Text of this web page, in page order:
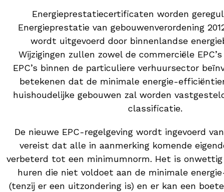
Energieprestatiecertificaten worden
Energieprestatie van gebouwenverordening
wordt uitgevoerd door binnenlandse
Wijzigingen zullen zowel de commerciële
EPC’s binnen de particuliere verhuursector
betekenen dat de minimale energie-
huishoudelijke gebouwen zal worden vastgesteld
classificatie.
De nieuwe EPC-regelgeving wordt ingevoerd
vereist dat alle in aanmerking komende
verbeterd tot een minimumnorm. Het is
huren die niet voldoet aan de minimale
(tenzij er een uitzondering is) en er kan een